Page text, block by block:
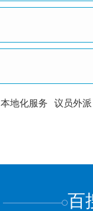
本地化服务 议员外派
百